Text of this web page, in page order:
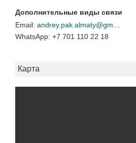
+7 701 110 22 18
Карта